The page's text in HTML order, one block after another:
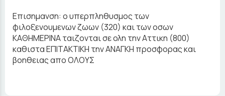
Επισημανση: ο υπερπληθυσμος των
φιλοξενουμενων ζωων (320) και των οσων
ΚΑΘΗΜΕΡΙΝΑ ταιζονται σε ολη την Αττικη (800)
καθιστα ΕΠΙΤΑΚΤΙΚΗ την ΑΝΑΓΚΗ προσφορας και
βοηθειας απο ΟΛΟΥΣ